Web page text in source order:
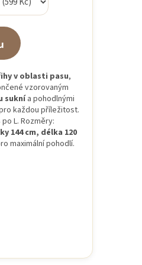
v oblasti pasu,
vzorovaným
suknía pohodlnými
každou příležitost.
L. Rozměry:
144 cm, délka 120
maximální pohodlí.